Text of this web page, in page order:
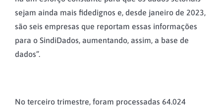
sejam ainda mais fidedignos e, desde janeiro de 2023,
são seis empresas que reportam essas informações
para o SindiDados, aumentando, assim, a base de
dados”.
No terceiro trimestre, foram processadas 64.024